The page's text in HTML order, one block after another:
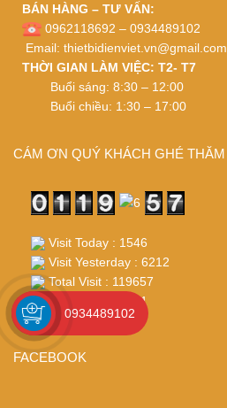
BÁN HÀNG – TƯ VẤN:
0962118692 – 0934489102
Email: thietbidienviet.vn@gmail.com
THỜI GIAN LÀM VIỆC: T2- T7
Buổi sáng: 8:30 – 12:00
Buổi chiều: 1:30 – 17:00
CÁM ƠN QUÝ KHÁCH GHÉ THĂM
Visit Today : 1546
Visit Yesterday : 6212
Total Visit : 119657
Who's Online : 21
FACEBOOK
0934489102